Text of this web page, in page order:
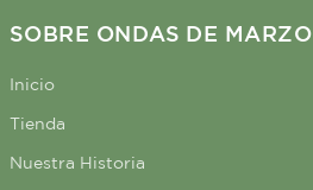
SOBRE ONDAS DE MARZO
Inicio
Tienda
Nuestra Historia